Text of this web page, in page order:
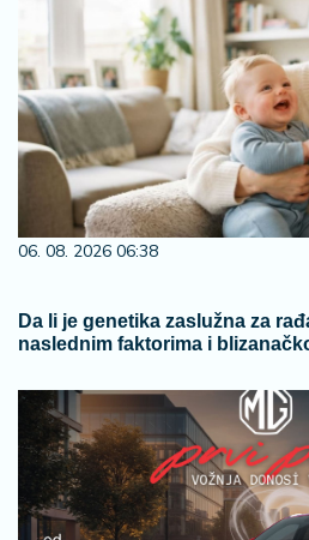
06. 08. 2026 06:38
Da li je genetika zaslužna za
naslednim faktorima i